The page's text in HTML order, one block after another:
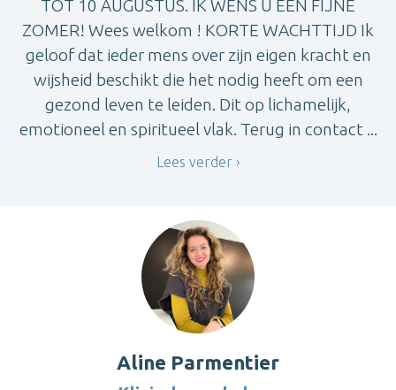
TOT 10 AUGUSTUS. IK WENS U EEN FIJNE
ZOMER! Wees welkom ! KORTE WACHTTIJD Ik
geloof dat ieder mens over zijn eigen kracht en
wijsheid beschikt die het nodig heeft om een
gezond leven te leiden. Dit op lichamelijk,
emotioneel en spiritueel vlak. Terug in contact ...
Lees verder
Aline Parmentier